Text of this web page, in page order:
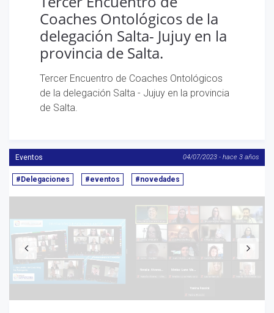
Tercer Encuentro de
Coaches Ontológicos de la
delegación Salta- Jujuy en la
provincia de Salta.
de la delegación Salta - Jujuy en la provincia
de Salta.
Eventos 04/07/2023 - hace 3 años
#Delegaciones #eventos #novedades